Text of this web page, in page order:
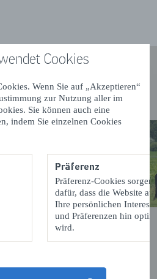
Cookies
Wenn Sie auf „Akzeptieren“
zur Nutzung aller im
Sie können auch eine
indem Sie einzelnen Cookies
Präferenz
Präferenz-Cookies sorgen
dafür, dass die Website auf
Ihre persönlichen
und Präferenzen hin
wird.
te vermijden, te
met vechten tegen
het leven
Gun jezelf dan ook een
Mindfulness met hulp van
Zoekt u rust? Ontspanning in de
op locatie.
geschikt voor iedereen.
om de kwaliteit van
te verminderen.